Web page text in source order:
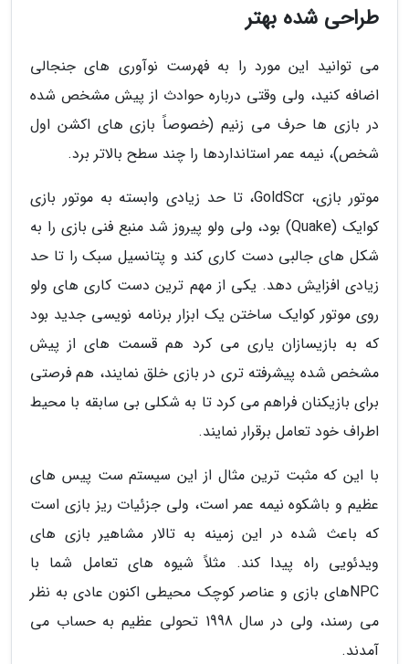
طراحی شده بهتر
می توانید این مورد را به فهرست نوآوری های جنجالی
اضافه کنید، ولی وقتی درباره حوادث از پیش مشخص شده
در بازی ها حرف می زنیم (خصوصاً بازی های اکشن اول
شخص)، نیمه عمر استانداردها را چند سطح بالاتر برد.
موتور بازی، GoldScr، تا حد زیادی وابسته به موتور بازی
کوایک (Quake) بود، ولی ولو پیروز شد منبع فنی بازی را به
شکل های جالبی دست کاری کند و پتانسیل سبک را تا حد
زیادی افزایش دهد. یکی از مهم ترین دست کاری های ولو
روی موتور کوایک ساختن یک ابزار برنامه نویسی جدید بود
که به بازیسازان یاری می کرد هم قسمت های از پیش
مشخص شده پیشرفته تری در بازی خلق نمایند، هم فرصتی
برای بازیکنان فراهم می کرد تا به شکلی بی سابقه با محیط
اطراف خود تعامل برقرار نمایند.
با این که مثبت ترین مثال از این سیستم ست پیس های
عظیم و باشکوه نیمه عمر است، ولی جزئیات ریز بازی است
که باعث شده در این زمینه به تالار مشاهیر بازی های
ویدئویی راه پیدا کند. مثلاً شیوه های تعامل شما با
NPCهای بازی و عناصر کوچک محیطی اکنون عادی به نظر
می رسند، ولی در سال 1998 تحولی عظیم به حساب می
آمدند.